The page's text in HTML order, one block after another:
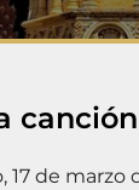
de marzo